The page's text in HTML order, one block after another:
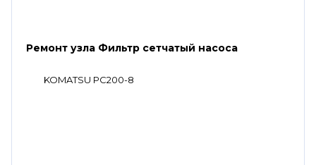
Ремонт узла Фильтр сетчатый насоса
KOMATSU PC200-8